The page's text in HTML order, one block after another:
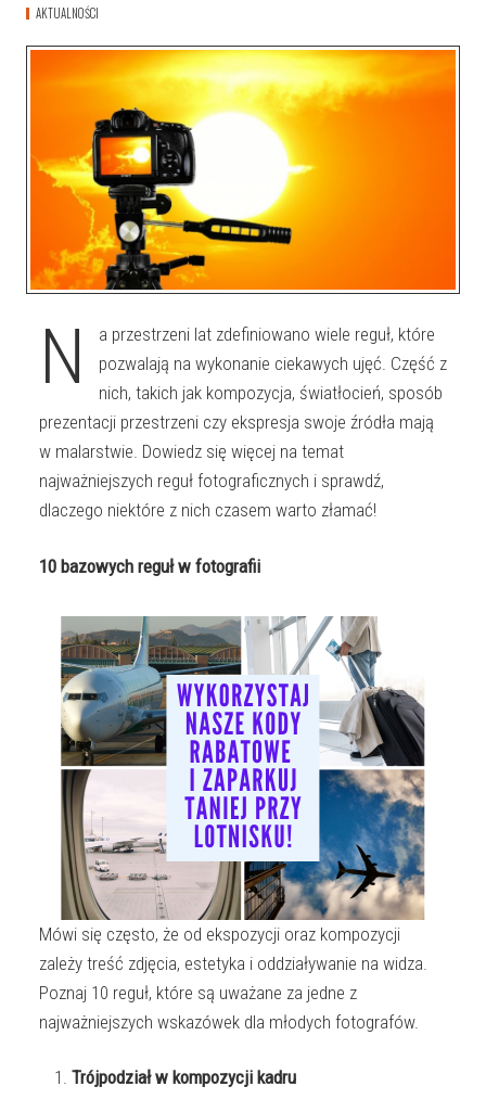
AKTUALNOŚCI
N
a przestrzeni lat zdefiniowano wiele reguł, które
pozwalają na wykonanie ciekawych ujęć. Część z
nich, takich jak kompozycja, światłocień, sposób
prezentacji przestrzeni czy ekspresja swoje źródła mają
w malarstwie. Dowiedz się więcej na temat
najważniejszych reguł fotograficznych i sprawdź,
dlaczego niektóre z nich czasem warto złamać!
10 bazowych reguł w fotografii
Mówi się często, że od ekspozycji oraz kompozycji
zależy treść zdjęcia, estetyka i oddziaływanie na widza.
Poznaj 10 reguł, które są uważane za jedne z
najważniejszych wskazówek dla młodych fotografów.
Trójpodział w kompozycji kadru